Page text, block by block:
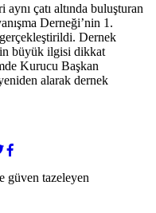
çatı altında buluşturan
Derneği’nin 1.
Dernek
büyük ilgisi dikkat
Kurucu Başkan
alarak dernek